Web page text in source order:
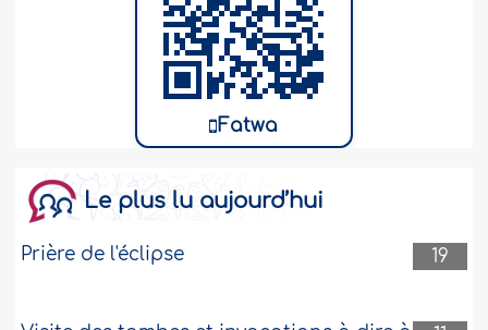
Fatwa
Le plus lu aujourd’hui
19
Prière de l'éclipse